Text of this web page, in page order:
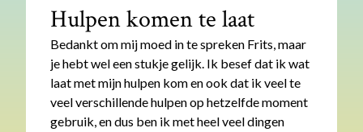
Hulpen komen te laat
Bedankt om mij moed in te spreken Frits, maar
je hebt wel een stukje gelijk. Ik besef dat ik wat
laat met mijn hulpen kom en ook dat ik veel te
veel verschillende hulpen op hetzelfde moment
gebruik, en dus ben ik met heel veel dingen